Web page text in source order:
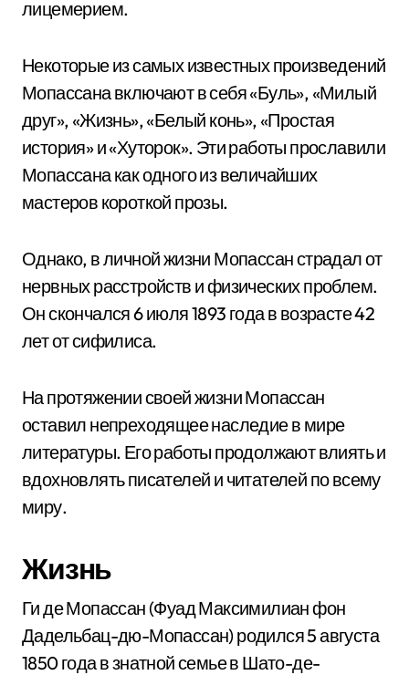
лицемерием.
Некоторые из самых известных произведений
Мопассана включают в себя «Буль», «Милый
друг», «Жизнь», «Белый конь», «Простая
история» и «Хуторок». Эти работы прославили
Мопассана как одного из величайших
мастеров короткой прозы.
Однако, в личной жизни Мопассан страдал от
нервных расстройств и физических проблем.
Он скончался 6 июля 1893 года в возрасте 42
лет от сифилиса.
На протяжении своей жизни Мопассан
оставил непреходящее наследие в мире
литературы. Его работы продолжают влиять и
вдохновлять писателей и читателей по всему
миру.
Жизнь
Ги де Мопассан (Фуад Максимилиан фон
Дадельбац-дю-Мопассан) родился 5 августа
1850 года в знатной семье в Шато-де-